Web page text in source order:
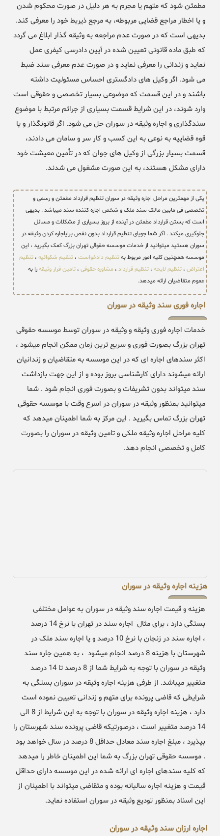
مطمئن شود که متهم یا مجرم به هر دلیل در صورت محکوم شدن
و یا اخطار مراجع قضایی مربوطه، به مرجع ذیربط خود را معرفی کند.
بدیهی است که در صورت عدم مراجعه به وثیقه گذار ابلاغ می گردد
که طبق ماده قانونی تعیین شده در آیین دادرسی کیفری عمل
نماید و زندانی را معرفی نماید و در صورت عدم معرفی سند ضبط
می شود. اگر وکیل های دادگستری احساس مسئولیت داشته
باشند و در این قسمت که موضوعی بسیار تخصصی و حقوقی است
وارد شوند، در این شرایط قسمت بسیاری از جرائم مرتبط با موضوع
سندگذاری و اجاره وثیقه در سوران حل می شود. اگر قانونگذار و یا
قوه قضاییه به نوعی به این کسب و کار سر و سامان می دادند،
قسمت بسیار بزرگی از وکیل های جوان که در تأمین معیشت خود
دارای مشکل هستند، به این صورت مشغول می شدند.
یکی از مهمترین مراحل اجاره وثیقه در سوران تنظیم قرارداد مطمئن و رسمی و
تخصصی فی مابین مالک سند ملک و شخص اجاره کننده سند میباشد . بدیهی
است که بستن قرارداد مطمئن در آینده از بروز بسیاری از مشکلات و مسائل
جلوگیری میکند . اگر شما جویای تنظیم قرارداد بدون نقص برایاجاره کردن وثیقه در
سوران هستید میتوانید از خدمات موسسه حقوقی تهران بزرگ کمک بگیرید ، این
موسسه همچنین کلیه امور مربوط بهتنظیم دادخواست ، تنظیم شکوائیه ، تنظیم
اعتراض ، تنظیم لایحه ، تنظیم قرارداد ، مشاوره حقوقی ، تامین قرار وثیقهرا به
عموم متقاضیان ارائه میدهد.
اجاره فوری سند وثیقه در سوران
خدمات اجاره فوری وثیقه و وثیقه در سوران توسط موسسه حقوقی
تهران بزرگ بصورت فوری و سریع ترین زمان ممکن انجام میشود ،
اکثر سندهای اجاره ای که در این موسسه به متقاضیان و زندانیان
ارائه میشوند دارای کارشناسی بروز بوده و از این جهت بازداشت
سند میتواند بدون تشریفات و بصورت فوری انجام شود . شما
میتوانید بمنظور وثیقه در سوران در اسرع وقت با موسسه حقوقی
تهران بزرگ تماس بگیرید . این مرکز به شما اطمینان میدهد که
کلیه مراحل اجاره وثیقه ملکی و تامین وثیقه در سوران را بصورت
کامل و تخصصی انجام دهد.
هزینه اجاره وثیقه در سوران
هزینه و قیمت اجاره سند وثیقه در سوران به عوامل مختلفی
بستگی دارد ، برای مثال اجاره سند در تهران با نرخ 14 درصد
، اجاره سند در زنجان با نرخ 10 درصد و یا اجاره سند ملک در
شهرستان با هزینه 8 درصد انجام میشود ، به همین جاره سند
وثیقه در سوران با توجه به شرایط شما از 8 درصد تا 14 درصد
متغییر میباشد. از طرفی هزینه اجاره وثیقه در سوران بستگی به
شرایطی که قاضی پرونده برای متهم و زندانی تعیین نموده است
دارد ، هزینه اجاره وثیقه در سوران با توجه به این شرایط از 8 الی
14 درصد متغییر است ، درصورتیکه قاضی پرونده سند شهرستان را
بپذیرد ، مبلغ اجاره سند معادل حداقل 8 درصد در سال خواهد بود
. موسسه حقوقی تهران بزرگ به شما این اطمینان خاطر را میدهد
که کلیه سندهای اجاره ای ارائه شده در این موسسه دارای حداقل
قیمت و هزینه اجاره سالیانه بوده و متقاضی میتواند با اطمینان از
این اسناد بمنظور تودیع وثیقه در سوران استفاده نماید.
اجاره ارزان سند وثیقه در سوران